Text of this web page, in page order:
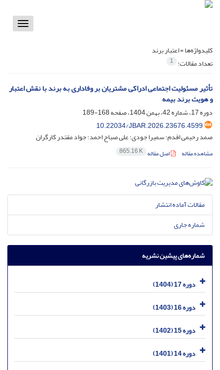
Toggle
کلیدواژه‌ها =اعتبار برند
تعداد مقالات: 1
تأثیر مسئولیت اجتماعی ادراکی مشتریان بر وفاداری به برند با نقش اعتبار
و هویت برند بیمه
دوره 17، شماره 42، بهمن 1404، صفحه
168-189
10.22034/JBAR.2026.23676.4599
صمد رحیمی اقدم؛ سمیرا جودی؛ علی صباح احمد؛ جواد مقتدر کارگران
مشاهده مقاله اصل مقاله 865.16 K
مقالات آماده انتشار
شماره جاری
شماره‌های پیشین نشریه
دوره 17 (1404)
دوره 16 (1403)
دوره 15 (1402)
دوره 14 (1401)